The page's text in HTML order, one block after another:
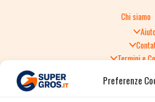
Preferenze
Chi siamo
Termini e
Politica